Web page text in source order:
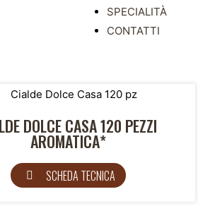
SPECIALITÀ
CONTATTI
DOLCE CASA 120 PEZZI
AROMATICA*
SCHEDA TECNICA